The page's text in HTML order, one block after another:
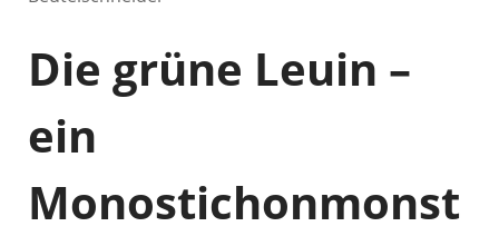
Die grüne Leuin –
ein
Monostichonmonst